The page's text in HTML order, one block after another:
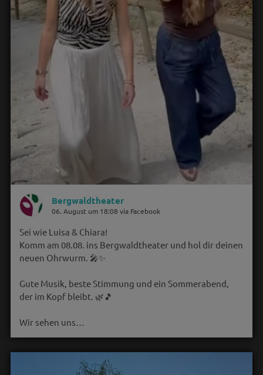
Bergwaldtheater
06. August um 18:08 via Facebook
Sei wie Luisa & Chiara!
Komm am 08.08. ins Bergwaldtheater und hol dir deinen
neuen Ohrwurm. 🎤✨
Gute Musik, beste Stimmung und ein Sommerabend,
der im Kopf bleibt. 🌿🎵
Wir sehen uns…